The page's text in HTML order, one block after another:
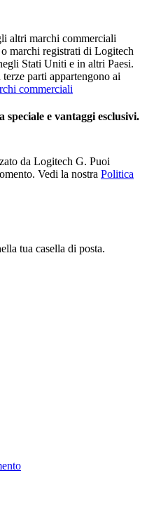
altri marchi commerciali
marchi registrati di Logitech
Stati Uniti e in altri Paesi.
parti appartengono ai
commerciali
e vantaggi esclusivi.
da Logitech G. Puoi
Vedi la nostra Politica
tua casella di posta.